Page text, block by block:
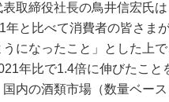
取締役社長の鳥井信宏氏は
年と比べて消費者の皆さま
うになったこと」とした上
年比で1.4倍に伸びたこと
国内の酒類市場（数量ベー